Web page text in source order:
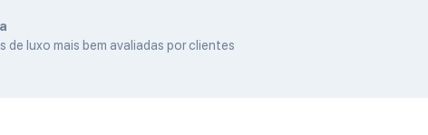
luxo mais bem avaliadas por clientes